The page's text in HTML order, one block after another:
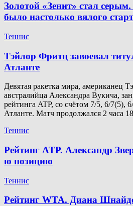
Золотой «Зенит» стал
было настолько вялого
Теннис
Тэйлор Фритц завоевал
Атланте
Девятая ракетка мира, американец
австралийца Александра Вукича,
рейтинга ATP, со счётом 7/5, 6/7(5),
Атланте. Матч продолжался 2 часа
Теннис
Рейтинг ATP. Александр
ю позицию
Теннис
Рейтинг WTA. Диана